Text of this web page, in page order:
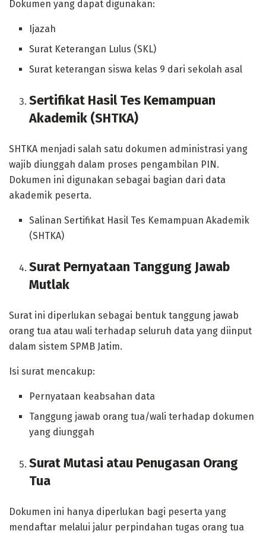
Dokumen yang dapat digunakan:
Ijazah
Surat Keterangan Lulus (SKL)
Surat keterangan siswa kelas 9 dari sekolah asal
Sertifikat Hasil Tes Kemampuan
Akademik (SHTKA)
SHTKA menjadi salah satu dokumen administrasi yang
wajib diunggah dalam proses pengambilan PIN.
Dokumen ini digunakan sebagai bagian dari data
akademik peserta.
Salinan Sertifikat Hasil Tes Kemampuan Akademik
(SHTKA)
Surat Pernyataan Tanggung Jawab
Mutlak
Surat ini diperlukan sebagai bentuk tanggung jawab
orang tua atau wali terhadap seluruh data yang diinput
dalam sistem SPMB Jatim.
Isi surat mencakup:
Pernyataan keabsahan data
Tanggung jawab orang tua/wali terhadap dokumen
yang diunggah
Surat Mutasi atau Penugasan Orang
Tua
Dokumen ini hanya diperlukan bagi peserta yang
mendaftar melalui jalur perpindahan tugas orang tua